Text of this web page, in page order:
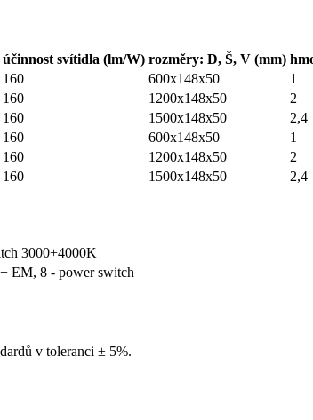
účinnost svítidla (lm/W) rozměry: D, Š, V (mm)
160 600x148x50
1
160 1200x148x50
2
160 1500x148x50
2,4
160 600x148x50
1
160 1200x148x50
2
160 1500x148x50 2,4
3000+4000K
EM, 8 - power switch
v toleranci ± 5%.